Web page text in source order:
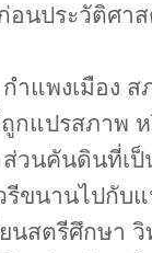
นประวัติศา
ำแพงเมือง ส
กแปรสภาพ
วนคันดินที่เป็
รีขนานไปกับ
นสตรีศึกษา